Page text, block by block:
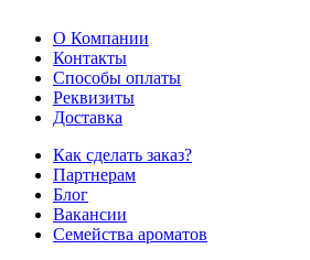
О Компании
Контакты
Способы оплаты
Реквизиты
Доставка
Как сделать заказ?
Партнерам
Блог
Вакансии
Семейства ароматов